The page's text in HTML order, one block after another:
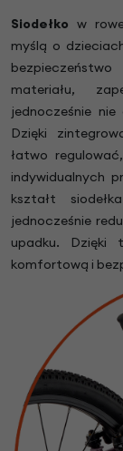
Siodełko w
myślą o
materiału,
jednocześnie
Dzięki
łatwo
indywidualnych
kształt
jednocześnie
upadku. Dzięki
komfortową i